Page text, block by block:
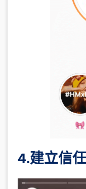
4.建立信